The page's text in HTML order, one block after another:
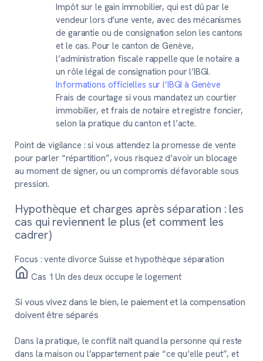
Impôt sur le gain immobilier, qui est dû par le
vendeur lors d’une vente, avec des mécanismes
de garantie ou de consignation selon les cantons
et le cas. Pour le canton de Genève,
l’administration fiscale rappelle que le notaire a
un rôle légal de consignation pour l’IBGI.
Informations officielles sur l’IBGI à Genève
Frais de courtage si vous mandatez un courtier
immobilier, et frais de notaire et registre foncier,
selon la pratique du canton et l’acte.
Point de vigilance : si vous attendez la promesse de vente
pour parler “répartition”, vous risquez d’avoir un blocage
au moment de signer, ou un compromis défavorable sous
pression.
Hypothèque et charges après séparation : les
cas qui reviennent le plus (et comment les
cadrer)
Focus : vente divorce Suisse et hypothèque séparation
Cas 1Un des deux occupe le logement
Si vous vivez dans le bien, le paiement et la compensation
doivent être séparés
Dans la pratique, le conflit naît quand la personne qui reste
dans la maison ou l’appartement paie “ce qu’elle peut”, et